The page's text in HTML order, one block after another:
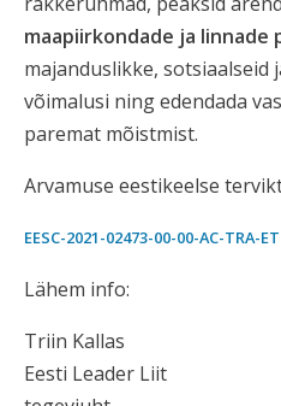
maapiirkondade ja linnade
majanduslikke, sotsiaalseid
võimalusi ning edendada
paremat mõistmist.
Arvamuse eestikeelse
EESC-2021-02473-00-00-AC-TRA-ET
Lähem info:
Triin Kallas
Eesti Leader Liit